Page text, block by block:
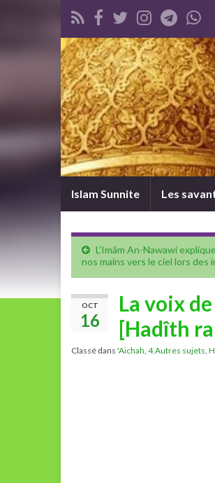
Islam Sunnite Les
L’Imâm An-Nawawi
nos mains vers le ciel lors des
OCT
16
La voix
[Hadîth
Classé dans 'Aichah, 4.Autres sujets,